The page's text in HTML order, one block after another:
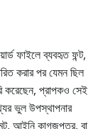
ফাইলে ব্যবহৃত ফন্ট,
করার পর যেমন ছিল
করেছেন, প্রাপকও সেই
ভুল উপস্থাপনার
আইনি কাগজপত্র, বা